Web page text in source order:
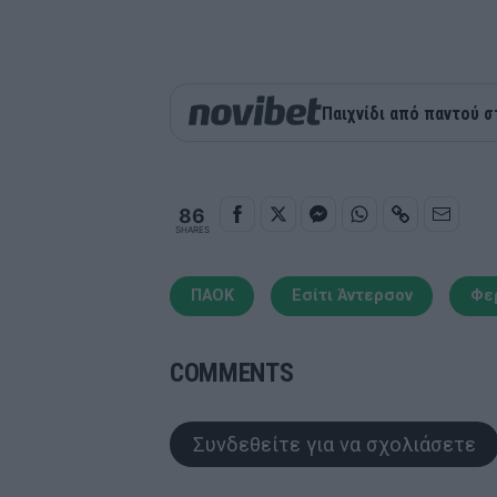
Παιχνίδι από παντού
86
SHARES
ΠΑΟΚ Εσίτι Άντερσον
COMMENTS
Συνδεθείτε για να σχολιάσετε